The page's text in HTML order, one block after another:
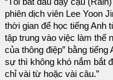
“Tôi bắt đầu dạy cậu
phiên dịch viên Lee Yoon
thời gian để học tiếng Anh
tập trung vào việc làm thế
của thông điệp” bằng
sự thì không khó nắm bắt
chỉ vài từ hoặc vài câu.”